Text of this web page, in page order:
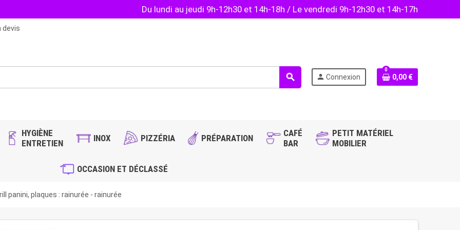
Du lundi au jeudi 9h-12h30 et 14h-18h / Le vendredi 9h-12h30 et 14h-17h
devis
search person Connexion
0
0,00 €
HYGIÈNE
ENTRETIEN
INOX PIZZÉRIA PRÉPARATION
CAFÉ
BAR
PETIT MATÉRIEL
MOBILIER
OCCASION ET DÉCLASSÉ
panini, plaques : rainurée - rainurée